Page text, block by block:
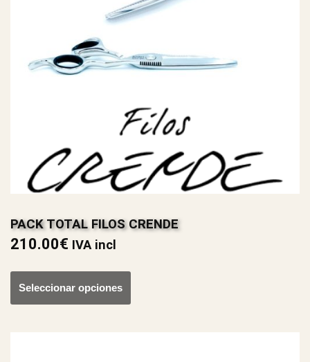
PACK TOTAL FILOS CRENDE
210.00€ IVA incl
Seleccionar opciones